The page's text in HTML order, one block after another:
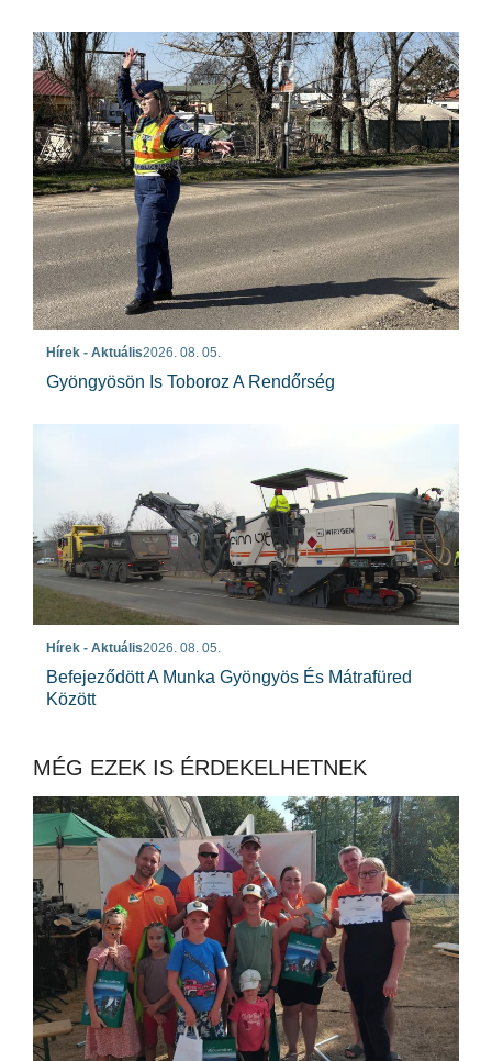
Hírek - Aktuális2026. 08. 05.
Gyöngyösön Is Toboroz A Rendőrség
Hírek - Aktuális2026. 08. 05.
Befejeződött A Munka Gyöngyös És Mátrafüred
Között
MÉG EZEK IS ÉRDEKELHETNEK